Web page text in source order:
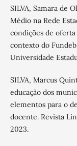
SILVA, Samara de
Médio na Rede
condições de
contexto do
Universidade
SILVA, Marcus
educação dos
elementos para o
docente. Revista
2023.